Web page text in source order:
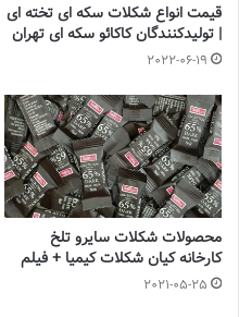
قیمت انواع شکلات سکه ای تخته ای
| تولیدکنندگان کاکائو سکه ای تهران
2022-06-19
محصولات شکلات سایرو تلخ
کارخانه کیان شکلات کیمیا + فیلم
2021-05-25